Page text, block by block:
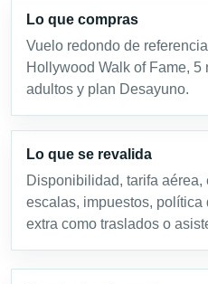
Lo que compras
Vuelo redondo de
Hollywood Walk of Fame, 5
adultos y plan Desayuno.
Lo que se revalida
Disponibilidad, tarifa aérea,
escalas, impuestos,
extra como traslados o